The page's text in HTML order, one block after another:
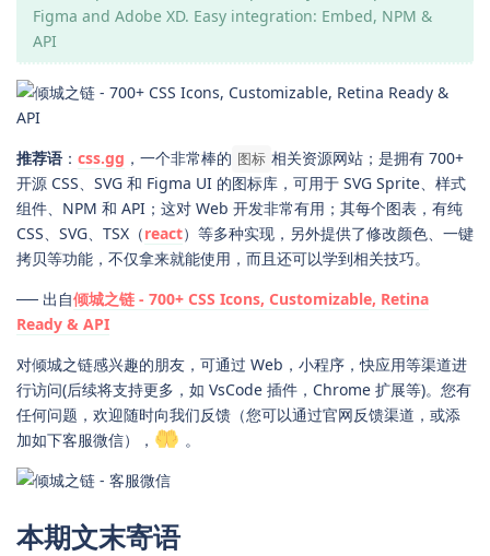
Figma and Adobe XD. Easy integration: Embed, NPM &
API
推荐语 ： css.gg ，一个非常棒的 图标 相关资源网站；是拥有 700+
开源 CSS、SVG 和 Figma UI 的图标库，可用于 SVG Sprite、样式
组件、NPM 和 API；这对 Web 开发非常有用；其每个图表，有纯
CSS、SVG、TSX（react）等多种实现，另外提供了修改颜色、一键
拷贝等功能，不仅拿来就能使用，而且还可以学到相关技巧。
── 出自倾城之链 - 700+ CSS Icons, Customizable, Retina
Ready & API
对倾城之链感兴趣的朋友，可通过 Web，小程序，快应用等渠道进
行访问(后续将支持更多，如 VsCode 插件，Chrome 扩展等)。您有
任何问题，欢迎随时向我们反馈（您可以通过官网反馈渠道，或添
加如下客服微信），
。
本期文末寄语